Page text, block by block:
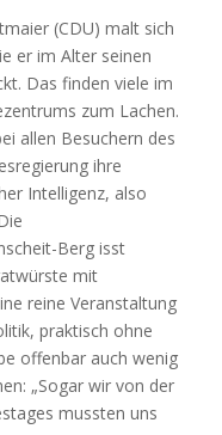
(CDU) malt sich
er im Alter seinen
Das finden viele im
zum Lachen.
allen Besuchern des
ihre
Intelligenz, also
Berg isst
mit
reine Veranstaltung
praktisch ohne
offenbar auch wenig
„Sogar wir von der
mussten uns